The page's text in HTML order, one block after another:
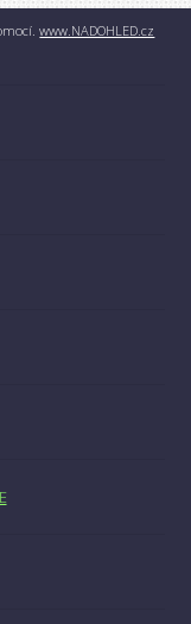
www.NADOHLED.cz